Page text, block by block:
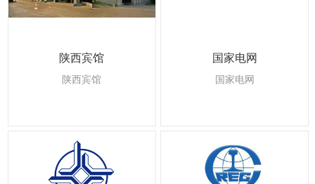
陕西宾馆
陕西宾馆
国家电网
国家电网